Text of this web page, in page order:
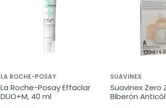
LA ROCHE-POSAY
La Roche-Posay Effaclar
DUO+M, 40 ml
SUAVINEX
Suavinex Zero
Biberón